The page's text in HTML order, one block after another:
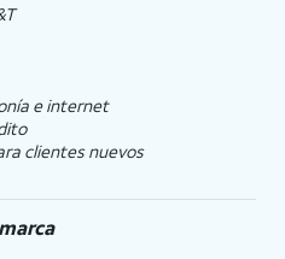
e internet
clientes nuevos